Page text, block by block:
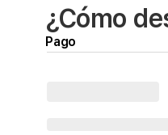
¿Cómo
Pago